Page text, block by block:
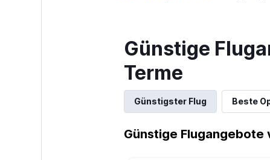
Günstige
Terme
Günstigster Flug Beste
Günstige Flugangebote